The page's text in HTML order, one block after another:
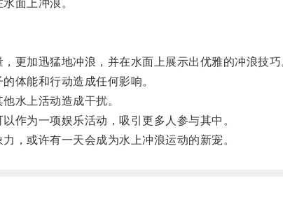
面上冲浪。
加迅猛地冲浪，并在水面上展示出优雅的冲浪技巧
体能和行动造成任何影响。
水上活动造成干扰。
为一项娱乐活动，吸引更多人参与其中。
或许有一天会成为水上冲浪运动的新宠。